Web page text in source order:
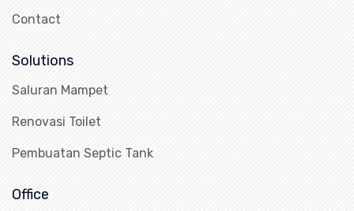
Contact
Solutions
Saluran Mampet
Renovasi Toilet
Pembuatan Septic Tank
Office